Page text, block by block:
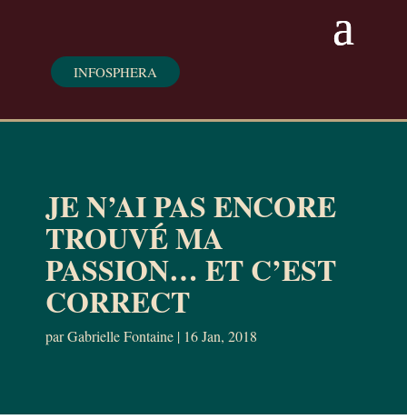
INFOSPHERA
JE N’AI PAS ENCORE
TROUVÉ MA
PASSION… ET C’EST
CORRECT
parGabrielle Fontaine | 16 Jan, 2018